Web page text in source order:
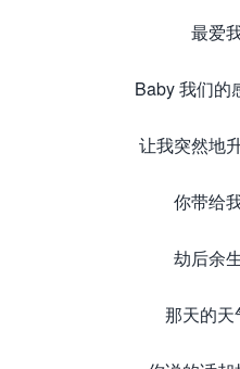
最爱
Baby 我们的
让我突然地
你带给
劫后余
那天的